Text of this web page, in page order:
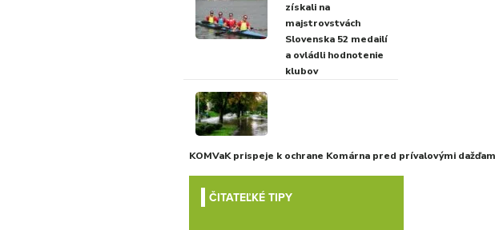
získali na
majstrovstvách
Slovenska 52 medailí
a ovládli hodnotenie
klubov
KOMVaK prispeje k ochrane Komárna pred prívalovými
ČITATEĽKÉ TIPY